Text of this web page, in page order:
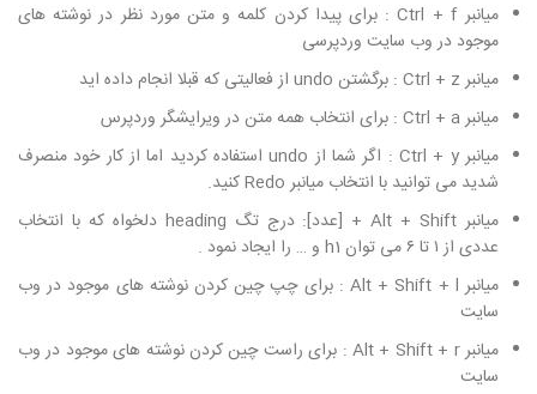
میانبر Ctrl + f : برای پیدا کردن کلمه و متن مورد نظر در نوشته های
موجود در وب سایت وردپرسی
میانبر Ctrl + z : برگشتن undo از فعالیتی که قبلا انجام داده اید
میانبر Ctrl + a : برای انتخاب همه متن در ویرایشگر وردپرس
میانبر Ctrl + y : اگر شما از undo استفاده کردید اما از کار خود منصرف
شدید می توانید با انتخاب میانبر Redo کنید.
میانبر Alt + Shift + [عدد]: درج تگ heading دلخواه که با انتخاب
عددی از ۱ تا ۶ می توان h1 و … را ایجاد نمود .
میانبر Alt + Shift + l : برای چپ چین کردن نوشته های موجود در وب
سایت
میانبر Alt + Shift + r : برای راست چین کردن نوشته های موجود در وب
سایت